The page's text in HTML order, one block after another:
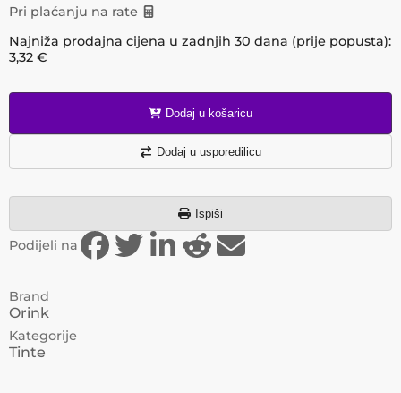
Pri plaćanju na rate
Najniža prodajna cijena u zadnjih 30 dana (prije popusta):
3,32 €
Dodaj u košaricu
Dodaj u usporedilicu
Ispiši
Podijeli na
Brand
Orink
Kategorije
Tinte